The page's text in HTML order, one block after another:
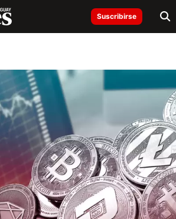
Suscribirse